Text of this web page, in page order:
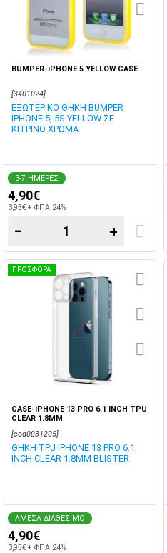
BUMPER-iPHONE 5 YELLOW CASE
[3401024]
ΕΞΩΤΕΡΙΚΟ ΘΗΚΗ BUMPER
IPHONE 5, 5S YELLOW ΣΕ
ΚΙΤΡΙΝΟ ΧΡΩΜΑ
3-7 ΗΜΕΡΕΣ
4,90€
3,95€ + ΦΠΑ 24%
− +
ΠΡΟΣΦΟΡΑ
CASE-IPHONE 13 PRO 6.1 INCH TPU
CLEAR 1.8MM
[cod0031205]
ΘΗΚΗ TPU IPHONE 13 PRO 6.1
INCH CLEAR 1.8MM BLISTER
ΑΜΕΣΑ ΔΙΑΘΕΣΙΜΟ
4,90€
3,95€ + ΦΠΑ 24%